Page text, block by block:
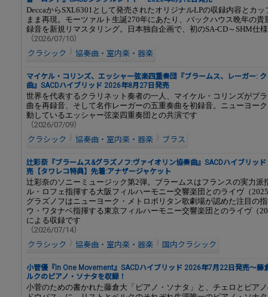
DeccaからSXL6301として発売されたオリジナルLPの収録内容とカ
まま再現。モーツァルト生誕270年にあたり、バックハウス晩年の貴
録音を新規リマスタリング。日本独自企画で、初のSA-CD～SHM仕
（2026/07/10）
クラシック
協奏曲・室内楽・器楽
マイケル・コリンズ、エッシャー弦楽四重奏団『ブラームス、レーガー:
曲』SACDハイブリッド 2026年8月27日発売
世界を代表するクラリネット奏者の一人、マイケル・コリンズがブ
曲を再録音、そして名作レーガーの五重奏曲を初録音。ニューヨー
動しているエッシャー弦楽四重奏団との共演です
（2026/07/09）
クラシック
協奏曲・室内楽・器楽 ブラス
辻彩奈『ブラームス&グラズノフ:ヴァイオリン協奏曲』SACDハイブリッ
売【タワレコ特典】先着:アナザージャケット
辻彩奈のソニーミュージック第2弾。ブラームスはフランスの実力派
ル・ロフェ指揮する大阪フィルハーモニー交響楽団とのライヴ（
グラズノフはニューヨーク・メトロポリタン歌劇場が認めた注目の
ウ・ワタナベ指揮する東京フィルハーモニー交響楽団とのライヴ（
による収録です
（2026/07/14）
クラシック
協奏曲・室内楽・器楽 国内クラシック
小菅優『In One Movement』SACDハイブリッド 2026年7月22日発売～藤
ルクのピアノ・ソナタを収録！
小菅のための書かれた藤倉大「ピアノ・ソナタ」と、チェロとピア